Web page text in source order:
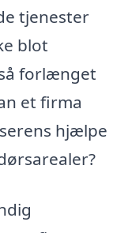
tjenester
blot
forlænget
et firma
hjælpe